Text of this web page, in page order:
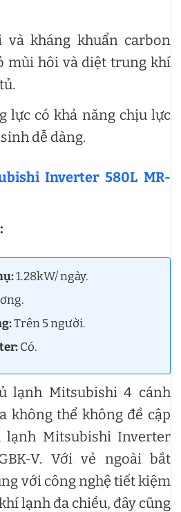
và kháng khuẩn carbon
mùi hôi và diệt trung khí
lực có khả năng chịu lực
dễ dàng.
Inverter 580L MR-
1.28kW/ ngày.
Trên 5 người.
Có.
lạnh Mitsubishi 4 cánh
không thể không đề cập
lạnh Mitsubishi Inverter
V. Với vẻ ngoài bắt
với công nghệ tiết kiệm
lạnh đa chiều, đây cũng